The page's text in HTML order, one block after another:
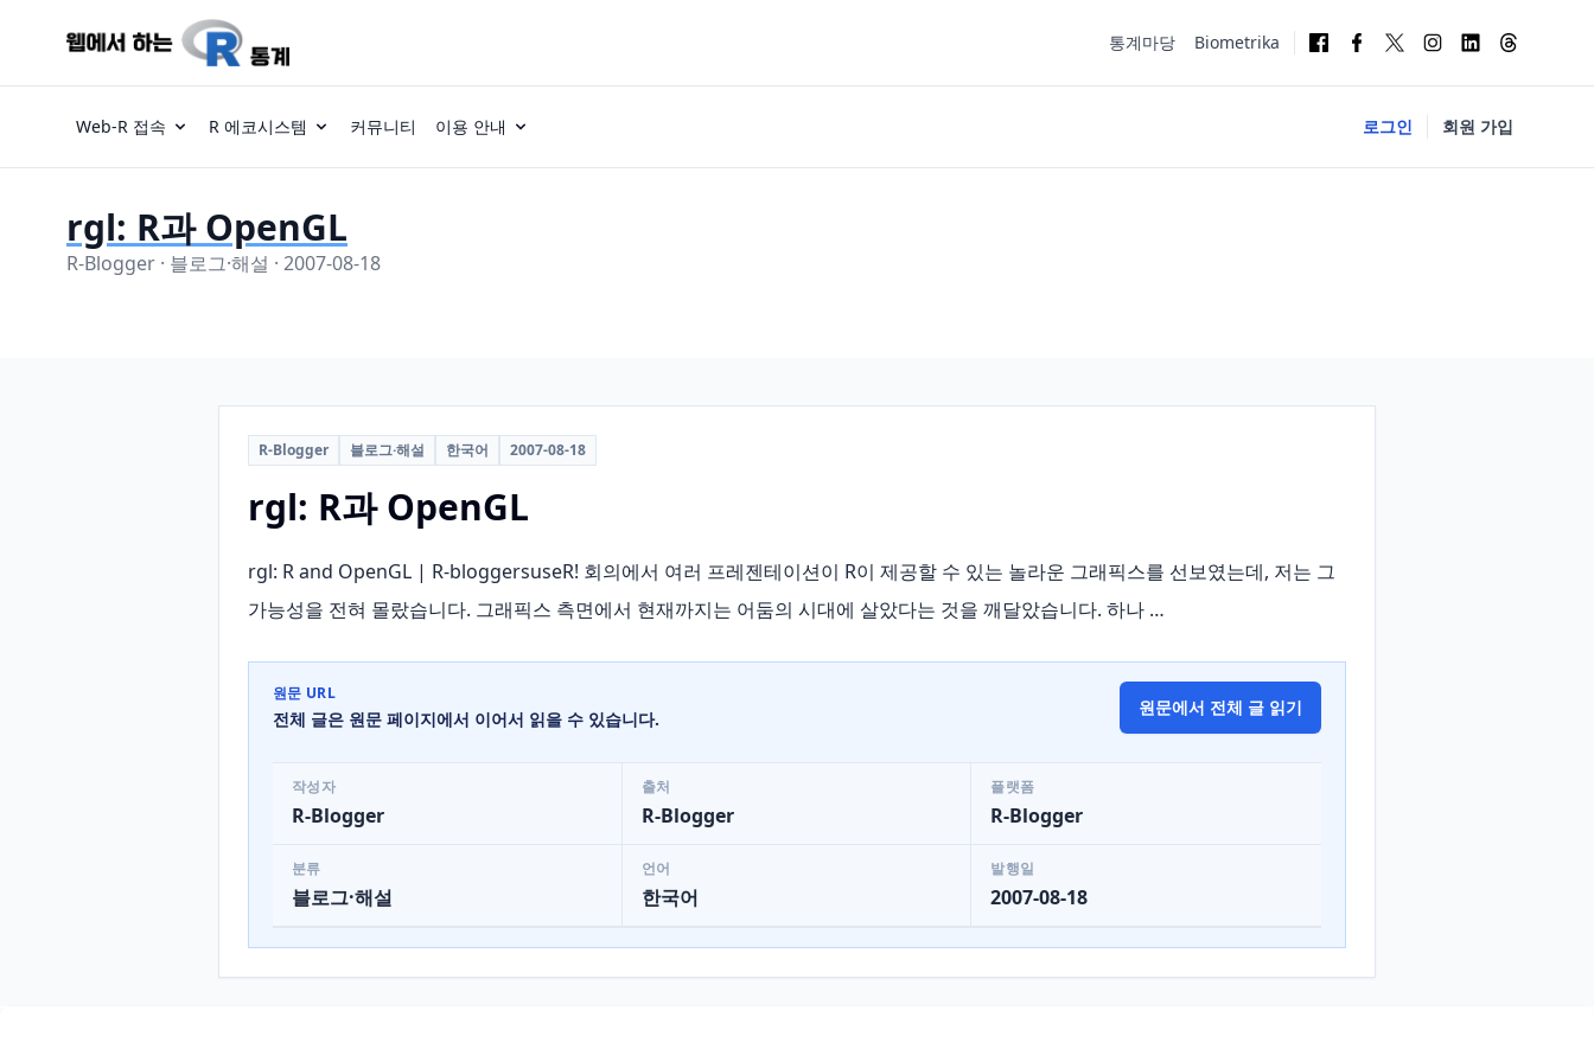
통계마당 Biometrika
Web-R 접속 R 에코시스템 커뮤니티 이용 안내 로그인 회원 가입
rgl: R과 OpenGL
R-Blogger · 블로그·해설 · 2007-08-18
R-Blogger 블로그·해설 한국어 2007-08-18
rgl: R과 OpenGL
rgl: R and OpenGL | R-bloggersuseR! 회의에서 여러 프레젠테이션이 R이 제공할 수 있는 놀라운 그래픽스를 선보였는데, 저는 그
가능성을 전혀 몰랐습니다. 그래픽스 측면에서 현재까지는 어둠의 시대에 살았다는 것을 깨달았습니다. 하나 …
원문 URL
전체 글은 원문 페이지에서 이어서 읽을 수 있습니다.
원문에서 전체 글 읽기
작성자
R-Blogger
출처
R-Blogger
플랫폼
R-Blogger
분류
블로그·해설
언어
한국어
발행일
2007-08-18